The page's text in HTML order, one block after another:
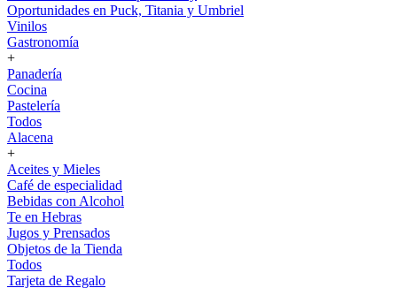
Oportunidades en Puck, Titania y Umbriel
Vinilos
Gastronomía
+
Panadería
Cocina
Pastelería
Todos
Alacena
+
Aceites y Mieles
Café de especialidad
Bebidas con Alcohol
Te en Hebras
Jugos y Prensados
Objetos de la Tienda
Todos
Tarjeta de Regalo